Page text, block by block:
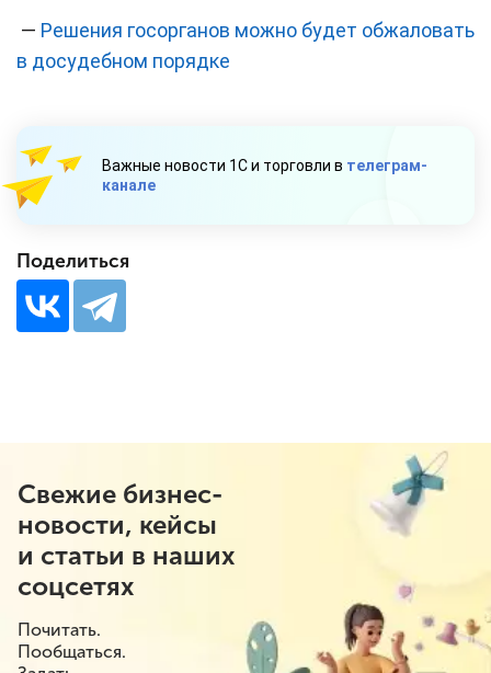
— Решения госорганов можно будет обжаловать
в досудебном порядке
Важные новости 1С и торговли в телеграм-
канале
Поделиться
Свежие бизнес-
новости, кейсы
и статьи в наших
соцсетях
Почитать.
Пообщаться.